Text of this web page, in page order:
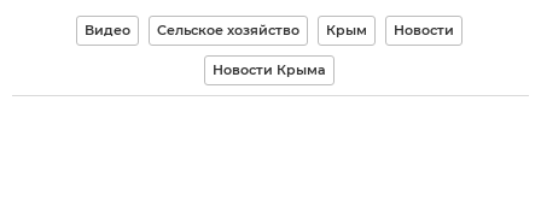
Видео Сельское хозяйство Крым Новости
Новости Крыма